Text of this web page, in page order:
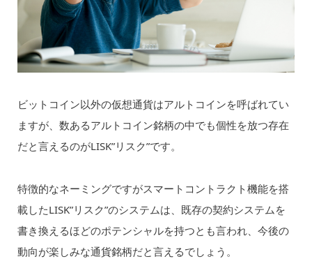
ビットコイン以外の仮想通貨はアルトコインを呼ばれてい
ますが、数あるアルトコイン銘柄の中でも個性を放つ存在
だと言えるのがLISK”リスク”です。
特徴的なネーミングですがスマートコントラクト機能を搭
載したLISK”リスク”のシステムは、既存の契約システムを
書き換えるほどのポテンシャルを持つとも言われ、今後の
動向が楽しみな通貨銘柄だと言えるでしょう。